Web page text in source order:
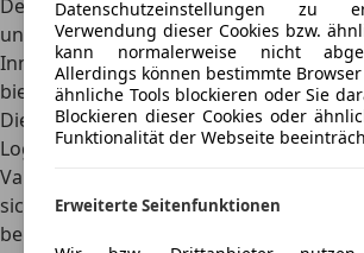
Der Chevrolet Chevy Van hat eine
und ein kastenförmiges Aussehen,
Inneren für den Transport von Fracht
bietet. Das Äußere des Vans ist
Die Frontpartie hat einen Kühlergrill mit
Logo in der Mitte. Die Scheinwerfer sind
Vans herumgezogen. Auf jeder Seite des
sich Schiebetüren, und hinten lassen
beiden Seiten öffnen, um den großen
Datenschutzeinstellungen zu
Verwendung dieser Cookies bzw.
kann normalerweise nicht
Allerdings können bestimmte
ähnliche Tools blockieren oder Sie
Blockieren dieser Cookies oder
Funktionalität der Webseite
Erweiterte Seitenfunktionen